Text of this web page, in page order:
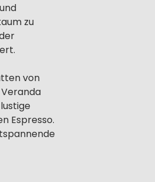
zu
von
Espresso.